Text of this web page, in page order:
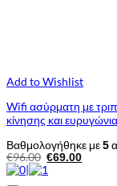
Add to Wishlist
Wifi ασύρματη με
κίνησης και
Βαθμολογήθηκε με5
€96.00 Original
price
was:
€69.00Η